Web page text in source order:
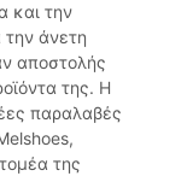
και την
την άνετη
αποστολής
της. Η
παραλαβές
της